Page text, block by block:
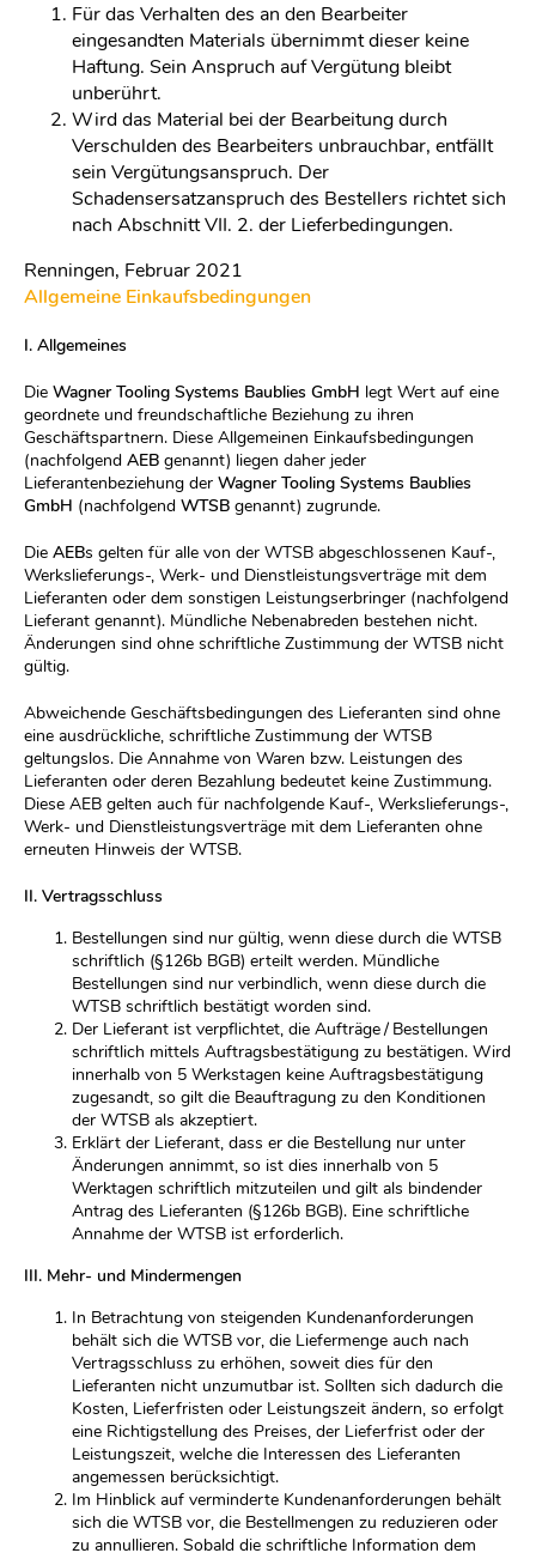
Für das Verhalten des an den Bearbeiter
eingesandten Materials übernimmt dieser keine
Haftung. Sein Anspruch auf Vergütung bleibt
unberührt.
Wird das Material bei der Bearbeitung durch
Verschulden des Bearbeiters unbrauchbar, entfällt
sein Vergütungsanspruch. Der
Schadensersatzanspruch des Bestellers richtet sich
nach Abschnitt VII. 2. der Lieferbedingungen.
Renningen, Februar 2021
Allgemeine Einkaufsbedingungen
I. Allgemeines
Die Wagner Tooling Systems Baublies GmbH legt Wert auf eine
geordnete und freundschaftliche Beziehung zu ihren
Geschäftspartnern. Diese Allgemeinen Einkaufsbedingungen
(nachfolgend AEB genannt) liegen daher jeder
Lieferantenbeziehung der Wagner Tooling Systems Baublies
GmbH (nachfolgend WTSB genannt) zugrunde.
Die AEBs gelten für alle von der WTSB abgeschlossenen Kauf-,
Werkslieferungs-, Werk- und Dienstleistungsverträge mit dem
Lieferanten oder dem sonstigen Leistungserbringer (nachfolgend
Lieferant genannt). Mündliche Nebenabreden bestehen nicht.
Änderungen sind ohne schriftliche Zustimmung der WTSB nicht
gültig.
Abweichende Geschäftsbedingungen des Lieferanten sind ohne
eine ausdrückliche, schriftliche Zustimmung der WTSB
geltungslos. Die Annahme von Waren bzw. Leistungen des
Lieferanten oder deren Bezahlung bedeutet keine Zustimmung.
Diese AEB gelten auch für nachfolgende Kauf-, Werkslieferungs-,
Werk- und Dienstleistungsverträge mit dem Lieferanten ohne
erneuten Hinweis der WTSB.
II. Vertragsschluss
Bestellungen sind nur gültig, wenn diese durch die WTSB
schriftlich (§126b BGB) erteilt werden. Mündliche
Bestellungen sind nur verbindlich, wenn diese durch die
WTSB schriftlich bestätigt worden sind.
Der Lieferant ist verpflichtet, die Aufträge / Bestellungen
schriftlich mittels Auftragsbestätigung zu bestätigen. Wird
innerhalb von 5 Werkstagen keine Auftragsbestätigung
zugesandt, so gilt die Beauftragung zu den Konditionen
der WTSB als akzeptiert.
Erklärt der Lieferant, dass er die Bestellung nur unter
Änderungen annimmt, so ist dies innerhalb von 5
Werktagen schriftlich mitzuteilen und gilt als bindender
Antrag des Lieferanten (§126b BGB). Eine schriftliche
Annahme der WTSB ist erforderlich.
III. Mehr- und Mindermengen
In Betrachtung von steigenden Kundenanforderungen
behält sich die WTSB vor, die Liefermenge auch nach
Vertragsschluss zu erhöhen, soweit dies für den
Lieferanten nicht unzumutbar ist. Sollten sich dadurch die
Kosten, Lieferfristen oder Leistungszeit ändern, so erfolgt
eine Richtigstellung des Preises, der Lieferfrist oder der
Leistungszeit, welche die Interessen des Lieferanten
angemessen berücksichtigt.
Im Hinblick auf verminderte Kundenanforderungen behält
sich die WTSB vor, die Bestellmengen zu reduzieren oder
zu annullieren. Sobald die schriftliche Information dem